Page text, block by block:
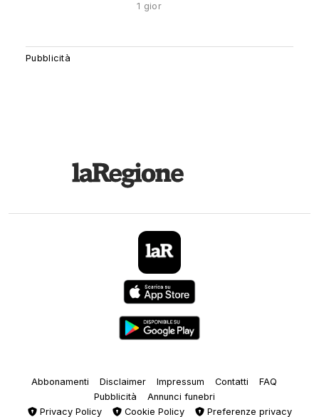
1 gior
Abbonamenti Disclaimer Impressum Contatti
FAQ
Pubblicità
Annunci funebri
Privacy Policy
Cookie Policy Preferenze privacy